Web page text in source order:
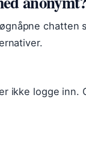
chatten
ikke logge